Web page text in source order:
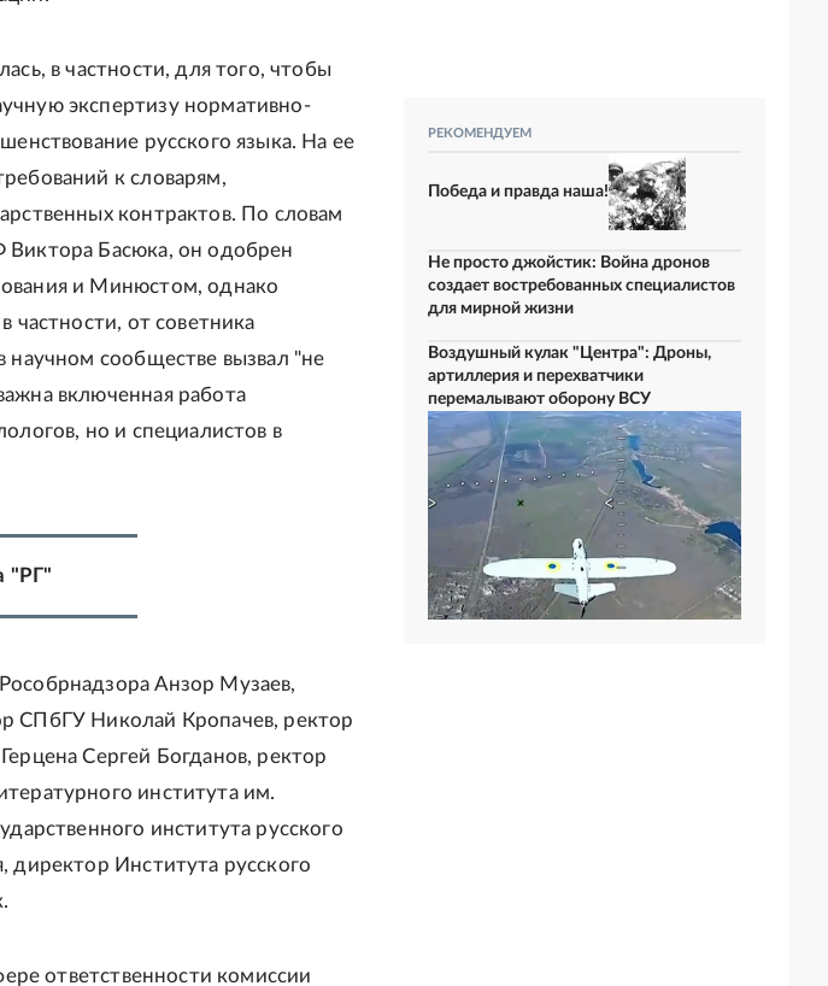
в частности, для того, чтобы
экспертизу нормативно-
русского языка. На ее
к словарям,
контрактов. По словам
Виктора Басюка, он одобрен
и Минюстом, однако
частности, от советника
научном сообществе вызвал "не
включенная работа
но и специалистов в
"РГ"
Анзор Музаев,
СПбГУ Николай Кропачев, ректор
Сергей Богданов, ректор
института им.
института русского
директор Института русского
ответственности комиссии
РЕКОМЕНДУЕМ
Победа и правда наша!
Не просто джойстик: Война дронов
создает востребованных специалистов
для мирной жизни
Воздушный кулак "Центра": Дроны,
артиллерия и перехватчики
перемалывают оборону ВСУ